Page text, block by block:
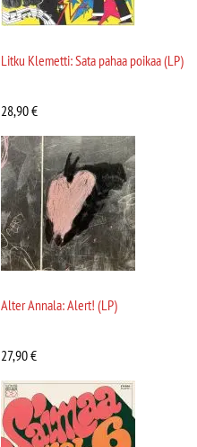
Litku Klemetti: Sata pahaa poikaa (LP)
28,90€
Alter Annala: Alert! (LP)
27,90€